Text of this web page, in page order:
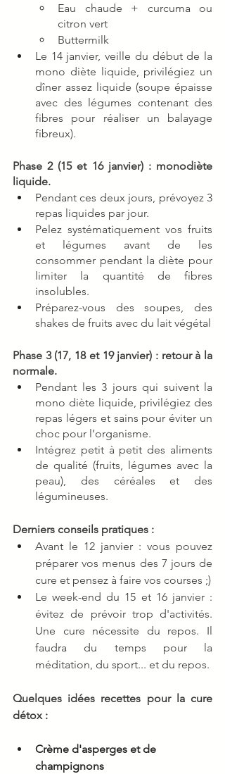
Eau chaude + curcuma ou
citron vert
Buttermilk
Le 14 janvier, veille du début de la
mono diète liquide, privilégiez un
dîner assez liquide (soupe épaisse
avec des légumes contenant des
fibres pour réaliser un balayage
fibreux).
Phase 2 (15 et 16 janvier) : monodiète
liquide.
Pendant ces deux jours, prévoyez 3
repas liquides par jour.
Pelez systématiquement vos fruits
et légumes avant de les
consommer pendant la diète pour
limiter la quantité de fibres
insolubles.
Préparez-vous des soupes, des
Phase 3 (17, 18 et 19 janvier) : retour à la
normale.
Pendant les 3 jours qui suivent la
mono diète liquide, privilégiez des
repas légers et sains pour éviter un
choc pour l’organisme.
Intégrez petit à petit des aliments
de qualité (fruits, légumes avec la
peau), des céréales et des
légumineuses.
Derniers conseils pratiques :
Avant le 12 janvier : vous pouvez
préparer vos menus des 7 jours de
Le week-end du 15 et 16 janvier :
évitez de prévoir trop d'activités.
Une cure nécessite du repos. Il
faudra du temps pour la
méditation, du sport... et du repos.
Quelques idées recettes pour la cure
détox :
Crème d'asperges et de
champignons